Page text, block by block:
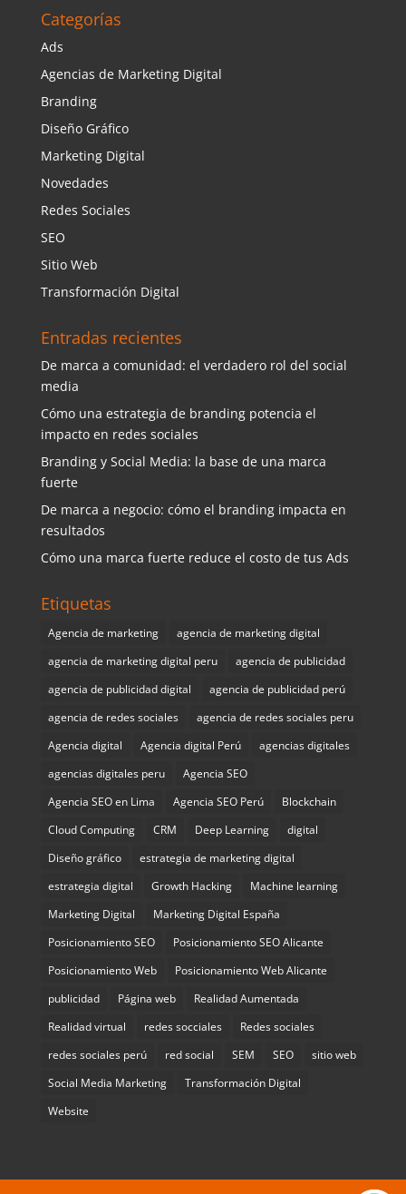
Categorías
Ads
Agencias de Marketing Digital
Branding
Diseño Gráfico
Marketing Digital
Novedades
Redes Sociales
SEO
Sitio Web
Transformación Digital
Entradas recientes
De marca a comunidad: el verdadero rol del social
media
Cómo una estrategia de branding potencia el
impacto en redes sociales
Branding y Social Media: la base de una marca
fuerte
De marca a negocio: cómo el branding impacta en
resultados
Cómo una marca fuerte reduce el costo de tus Ads
Etiquetas
Agencia de marketing
agencia de marketing digital
agencia de marketing digital peru
agencia de publicidad
agencia de publicidad digital
agencia de publicidad perú
agencia de redes sociales
agencia de redes sociales peru
Agencia digital
Agencia digital Perú
agencias digitales
agencias digitales peru
Agencia SEO
Agencia SEO en Lima
Agencia SEO Perú
Blockchain
Cloud Computing
CRM Deep Learning
digital
Diseño gráfico
estrategia de marketing digital
estrategia digital
Growth Hacking
Machine learning
Marketing Digital
Marketing Digital España
Posicionamiento SEO
Posicionamiento SEO Alicante
Posicionamiento Web
Posicionamiento Web Alicante
publicidad
Página web
Realidad Aumentada
Realidad virtual
redes socciales
Redes sociales
redes sociales perú
red social SEM SEO
sitio web
Social Media Marketing
Transformación Digital
Website